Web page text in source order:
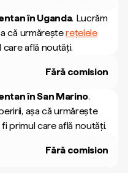
în Uganda. Lucrăm
că urmăreșterețelele
află noutăți.
Fără comision
înSan Marino.
așa că urmărește
primul care află noutăți.
Fără comision